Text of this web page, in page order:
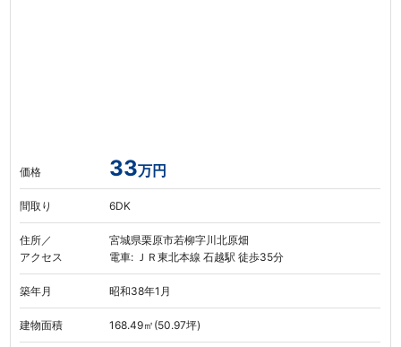
価格 33万円
間取り 6DK
住所／
アクセス
宮城県栗原市若柳字川北原畑
電車: ＪＲ東北本線 石越駅 徒歩35分
築年月 昭和38年1月
建物面積 168.49㎡(50.97坪)